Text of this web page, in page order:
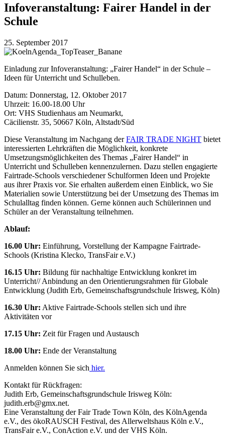
Infoveranstaltung: Fairer Handel in der
Schule
25. September 2017
Einladung zur Infoveranstaltung: „Fairer Handel“ in der Schule –
Ideen für Unterricht und Schulleben.
Datum: Donnerstag, 12. Oktober 2017
Uhrzeit: 16.00-18.00 Uhr
Ort: VHS Studienhaus am Neumarkt,
Cäcilienstr. 35, 50667 Köln, Altstadt/Süd
Diese Veranstaltung im Nachgang derFAIR TRADE NIGHT bietet
interessierten Lehrkräften die Möglichkeit, konkrete
Umsetzungsmöglichkeiten des Themas „Fairer Handel“ in
Unterricht und Schulleben kennenzulernen. Dazu stellen engagierte
Fairtrade-Schools verschiedener Schulformen Ideen und Projekte
aus ihrer Praxis vor. Sie erhalten außerdem einen Einblick, wo Sie
Materialien sowie Unterstützung bei der Umsetzung des Themas im
Schulalltag finden können. Gerne können auch Schülerinnen und
Schüler an der Veranstaltung teilnehmen.
Ablauf:
16.00 Uhr: Einführung, Vorstellung der Kampagne Fairtrade-
Schools (Kristina Klecko, TransFair e.V.)
16.15 Uhr: Bildung für nachhaltige Entwicklung konkret im
Unterricht// Anbindung an den Orientierungsrahmen für Globale
Entwicklung (Judith Erb, Gemeinschaftsgrundschule Irisweg, Köln)
16.30 Uhr: Aktive Fairtrade-Schools stellen sich und ihre
Aktivitäten vor
17.15 Uhr: Zeit für Fragen und Austausch
18.00 Uhr: Ende der Veranstaltung
Anmelden können Sie sich hier.
Kontakt für Rückfragen:
Judith Erb, Gemeinschaftsgrundschule Irisweg Köln:
judith.erb@gmx.net.
Eine Veranstaltung der Fair Trade Town Köln, des KölnAgenda
e.V., des ökoRAUSCH Festival, des Allerweltshaus Köln e.V.,
TransFair e.V., ConAction e.V. und der VHS Köln.